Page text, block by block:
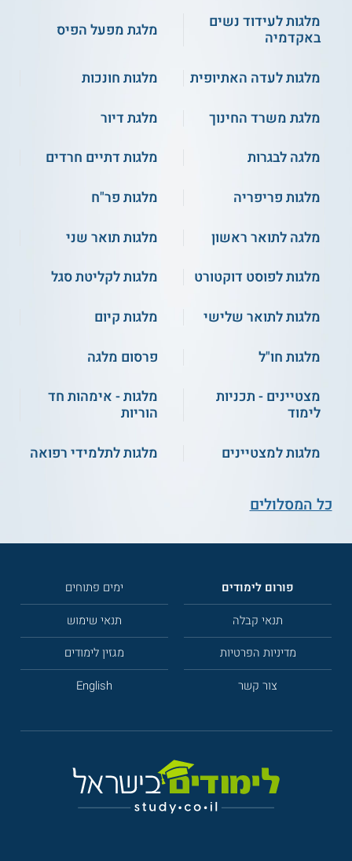
מלגות לעידוד נשים
באקדמיה
מלגת מפעל הפיס
מלגות לעדה האתיופית
מלגות חונכות
מלגת משרד החינוך
מלגת דיור
מלגה לבגרות
מלגות דתיים חרדים
מלגות פריפריה
מלגות פר"ח
מלגה לתואר ראשון
מלגות תואר שני
מלגות לפוסט דוקטורט
מלגות לקליטת סגל
מלגות לתואר שלישי
מלגות קיום
מלגות חו"ל
פרסום מלגה
מצטיינים - תכניות
לימוד
מלגות - אימהות חד
הוריות
מלגות למצטיינים
מלגות לתלמידי רפואה
כל המסלולים
פורום לימודים
ימים פתוחים
תנאי קבלה
תנאי שימוש
מדיניות הפרטיות
מגזין לימודים
צור קשר
English